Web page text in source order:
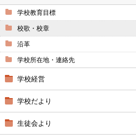
学校教育目標
校歌・校章
沿革
学校所在地・連絡先
学校経営
学校だより
生徒会より